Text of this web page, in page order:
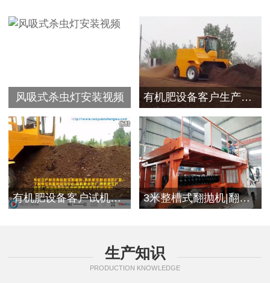
风吸式杀虫灯安装视频 有机肥设备客户生产视频
有机肥设备客户试机现场 3米整槽式翻抛机|翻堆机发往浙江客户
生产知识
PRODUCTION KNOWLEDGE